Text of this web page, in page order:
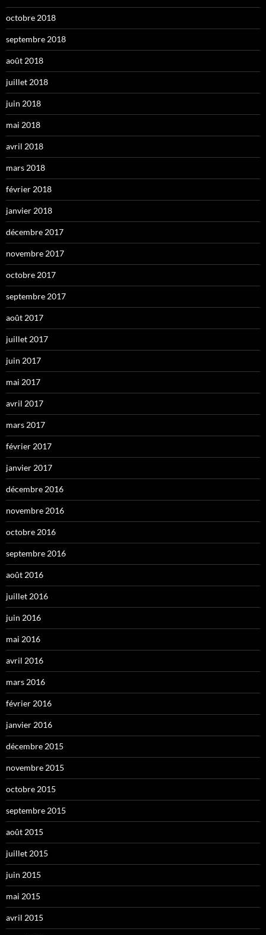
octobre 2018
septembre 2018
août 2018
juillet 2018
juin 2018
mai 2018
avril 2018
mars 2018
février 2018
janvier 2018
décembre 2017
novembre 2017
octobre 2017
septembre 2017
août 2017
juillet 2017
juin 2017
mai 2017
avril 2017
mars 2017
février 2017
janvier 2017
décembre 2016
novembre 2016
octobre 2016
septembre 2016
août 2016
juillet 2016
juin 2016
mai 2016
avril 2016
mars 2016
février 2016
janvier 2016
décembre 2015
novembre 2015
octobre 2015
septembre 2015
août 2015
juillet 2015
juin 2015
mai 2015
avril 2015